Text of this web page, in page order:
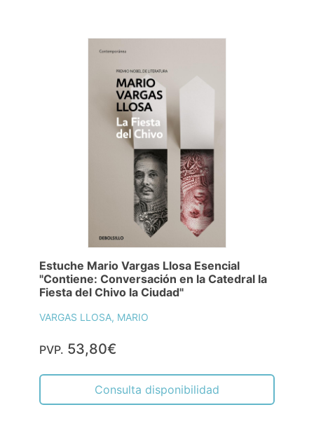
Estuche Mario Vargas Llosa Esencial
"Contiene: Conversación en la Catedral la
Fiesta del Chivo la Ciudad"
VARGAS LLOSA, MARIO
PVP. 53,80€
Consulta disponibilidad